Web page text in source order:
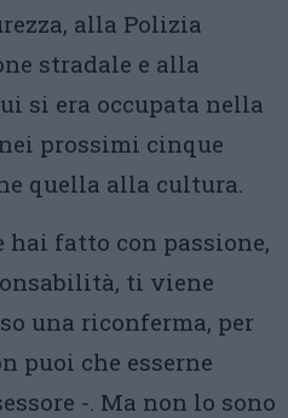
alla Polizia
stradale e alla
si era occupata nella
prossimi cinque
quella alla cultura.
hai fatto con passione,
ti viene
una riconferma, per
puoi che esserne
-. Ma non lo sono